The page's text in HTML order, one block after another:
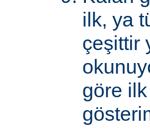
ilk, ya
çeşittir
göre